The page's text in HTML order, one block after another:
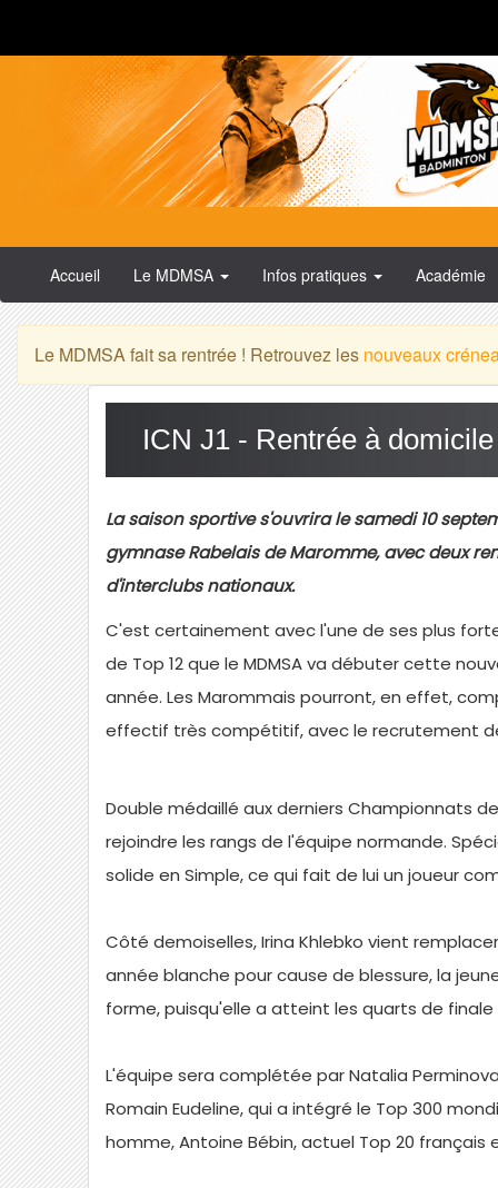
Accueil Le MDMSA Infos pratiques Académie
Le MDMSA fait sa rentrée ! Retrouvez les nouveaux
ICN J1 - Rentrée à
La saison sportive s'ouvrira le samedi 10
gymnase Rabelais de Maromme, avec deux
d'interclubs nationaux.
C'est certainement avec l'une de ses plus
de Top 12 que le MDMSA va débuter cette
année. Les Marommais pourront, en effet,
effectif très compétitif, avec le recrutement
Double médaillé aux derniers Championnats
rejoindre les rangs de l'équipe normande.
solide en Simple, ce qui fait de lui un joueur
Côté demoiselles, Irina Khlebko vient
année blanche pour cause de blessure, la
forme, puisqu'elle a atteint les quarts de
L'équipe sera complétée par Natalia
Romain Eudeline, qui a intégré le Top 300
homme, Antoine Bébin, actuel Top 20 français